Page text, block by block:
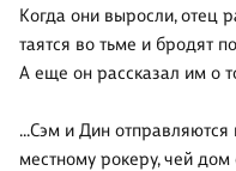
Когда они выросли, отец
таятся во тьме и бродят
А еще он рассказал им о
…Сэм и Дин
местному рокеру, чей